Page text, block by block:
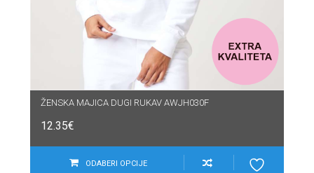
ŽENSKA MAJICA DUGI RUKAV AWJH030F
12.35€
ODABERI OPCIJE